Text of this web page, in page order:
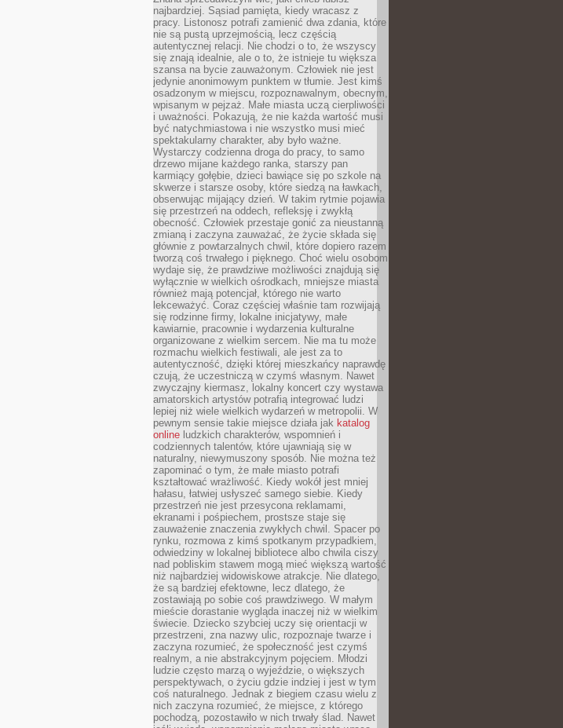
najbardziej. Sąsiad pamięta, kiedy wracasz z
pracy. Listonosz potrafi zamienić dwa zdania, które
nie są pustą uprzejmością, lecz częścią
autentycznej relacji. Nie chodzi o to, że wszyscy
się znają idealnie, ale o to, że istnieje tu większa
szansa na bycie zauważonym. Człowiek nie jest
jedynie anonimowym punktem w tłumie. Jest kimś
osadzonym w miejscu, rozpoznawalnym, obecnym,
wpisanym w pejzaż. Małe miasta uczą cierpliwości
i uważności. Pokazują, że nie każda wartość musi
być natychmiastowa i nie wszystko musi mieć
spektakularny charakter, aby było ważne.
Wystarczy codzienna droga do pracy, to samo
drzewo mijane każdego ranka, starszy pan
karmiący gołębie, dzieci bawiące się po szkole na
skwerze i starsze osoby, które siedzą na ławkach,
obserwując mijający dzień. W takim rytmie pojawia
się przestrzeń na oddech, refleksję i zwykłą
obecność. Człowiek przestaje gonić za nieustanną
zmianą i zaczyna zauważać, że życie składa się
głównie z powtarzalnych chwil, które dopiero razem
tworzą coś trwałego i pięknego. Choć wielu osobom
wydaje się, że prawdziwe możliwości znajdują się
wyłącznie w wielkich ośrodkach, mniejsze miasta
również mają potencjał, którego nie warto
lekceważyć. Coraz częściej właśnie tam rozwijają
się rodzinne firmy, lokalne inicjatywy, małe
kawiarnie, pracownie i wydarzenia kulturalne
organizowane z wielkim sercem. Nie ma tu może
rozmachu wielkich festiwali, ale jest za to
autentyczność, dzięki której mieszkańcy naprawdę
czują, że uczestniczą w czymś własnym. Nawet
zwyczajny kiermasz, lokalny koncert czy wystawa
amatorskich artystów potrafią integrować ludzi
lepiej niż wiele wielkich wydarzeń w metropolii. W
pewnym sensie takie miejsce działa jak katalog
online ludzkich charakterów, wspomnień i
codziennych talentów, które ujawniają się w
naturalny, niewymuszony sposób. Nie można też
zapominać o tym, że małe miasto potrafi
kształtować wrażliwość. Kiedy wokół jest mniej
hałasu, łatwiej usłyszeć samego siebie. Kiedy
przestrzeń nie jest przesycona reklamami,
ekranami i pośpiechem, prostsze staje się
zauważenie znaczenia zwykłych chwil. Spacer po
rynku, rozmowa z kimś spotkanym przypadkiem,
odwiedziny w lokalnej bibliotece albo chwila ciszy
nad pobliskim stawem mogą mieć większą wartość
niż najbardziej widowiskowe atrakcje. Nie dlatego,
że są bardziej efektowne, lecz dlatego, że
zostawiają po sobie coś prawdziwego. W małym
mieście dorastanie wygląda inaczej niż w wielkim
świecie. Dziecko szybciej uczy się orientacji w
przestrzeni, zna nazwy ulic, rozpoznaje twarze i
zaczyna rozumieć, że społeczność jest czymś
realnym, a nie abstrakcyjnym pojęciem. Młodzi
ludzie często marzą o wyjeździe, o większych
perspektywach, o życiu gdzie indziej i jest w tym
coś naturalnego. Jednak z biegiem czasu wielu z
nich zaczyna rozumieć, że miejsce, z którego
pochodzą, pozostawiło w nich trwały ślad. Nawet